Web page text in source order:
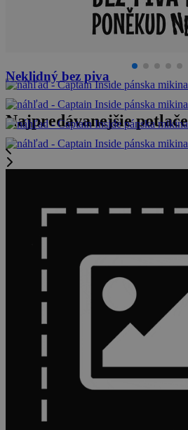
Neklidný bez piva
Najpredávanejšie potlače